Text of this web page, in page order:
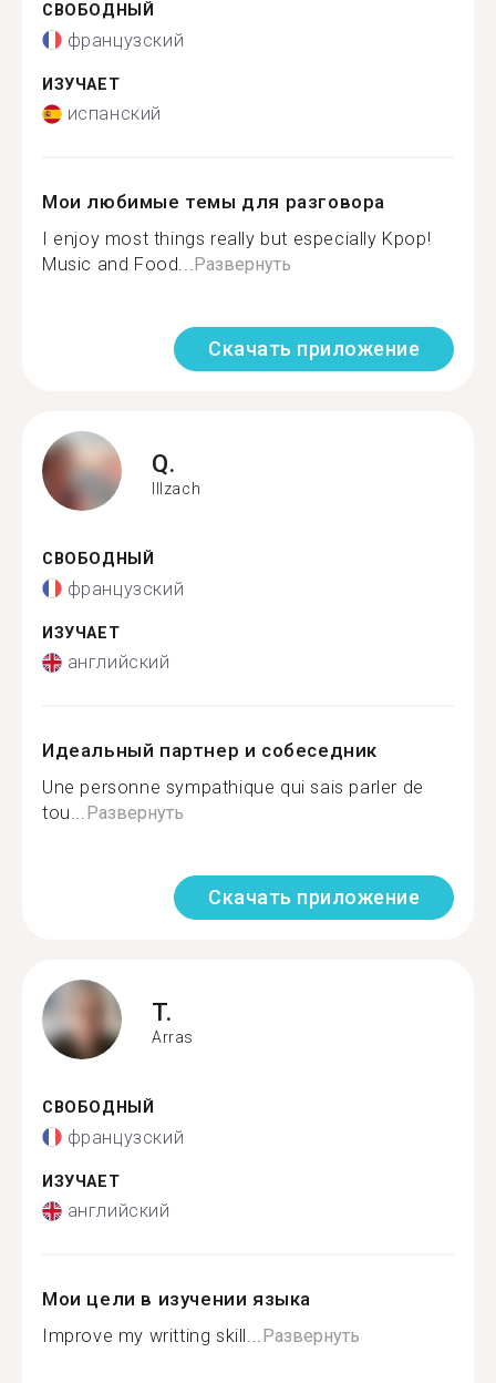
СВОБОДНЫЙ
французский
ИЗУЧАЕТ
испанский
Мои любимые темы для разговора
I enjoy most things really but especially Kpop!
Music and Food...Развернуть
Скачать приложение
Q.
Illzach
СВОБОДНЫЙ
французский
ИЗУЧАЕТ
английский
Идеальный партнер и собеседник
Une personne sympathique qui sais parler de
tou...Развернуть
Скачать приложение
T.
Arras
СВОБОДНЫЙ
французский
ИЗУЧАЕТ
английский
Мои цели в изучении языка
Improve my writting skill...Развернуть